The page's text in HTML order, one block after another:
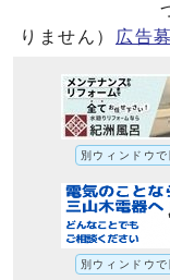
りません）
広告
別ウィンドウで
別ウィンドウで